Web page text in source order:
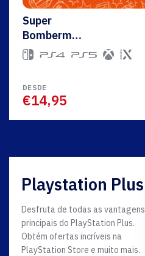
Super
Bomberman
R2
DESDE
€14,95
Playstation Plus
Desfruta de todas as vantagens
principais do PlayStation Plus.
Obtém ofertas incríveis na
PlayStation Store e muito mais.